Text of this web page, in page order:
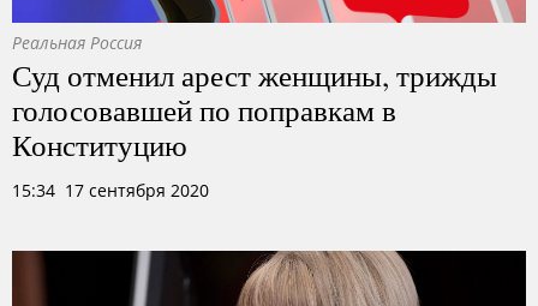
Реальная Россия
Суд отменил арест женщины, трижды
голосовавшей по поправкам в
Конституцию
15:34 17 сентября 2020